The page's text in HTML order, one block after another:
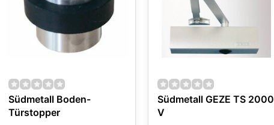
Südmetall Boden-
Türstopper
Südmetall GEZE TS 2000
V